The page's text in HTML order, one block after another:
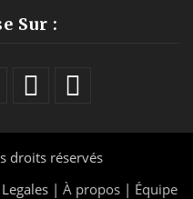
Sur :
droits réservés
| À propos | Équipe